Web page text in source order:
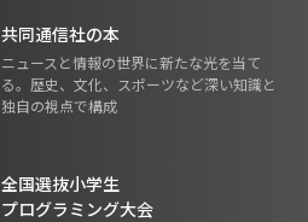
共同通信社の本
ニュースと情報の世界に新たな光を当て
る。歴史、文化、スポーツなど深い知識と
独自の視点で構成
全国選抜小学生
プログラミング大会